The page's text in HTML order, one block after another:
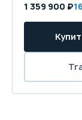
1 359 900 ₽